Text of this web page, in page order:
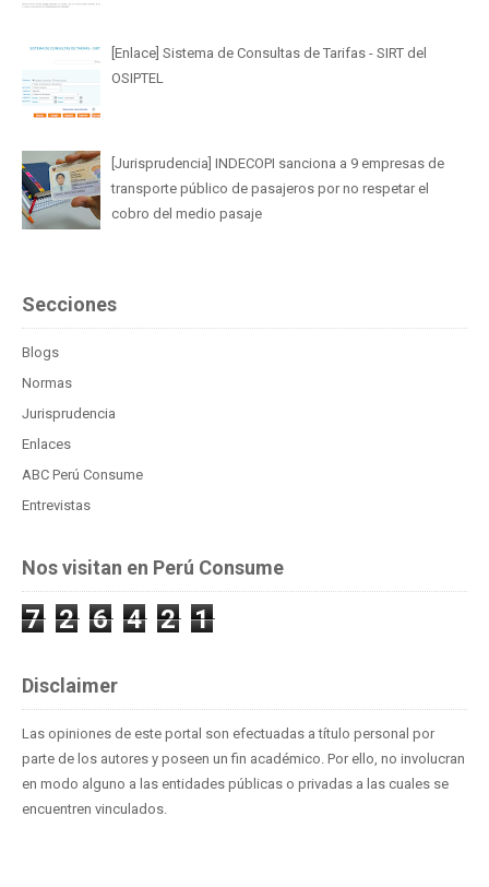
[Enlace] Sistema de Consultas de Tarifas - SIRT del
OSIPTEL
[Jurisprudencia] INDECOPI sanciona a 9 empresas de
transporte público de pasajeros por no respetar el
cobro del medio pasaje
Secciones
Blogs
Normas
Jurisprudencia
Enlaces
ABC Perú Consume
Entrevistas
Nos visitan en Perú Consume
7 2 6 4 2 1
Disclaimer
Las opiniones de este portal son efectuadas a título personal por
parte de los autores y poseen un fin académico. Por ello, no involucran
en modo alguno a las entidades públicas o privadas a las cuales se
encuentren vinculados.